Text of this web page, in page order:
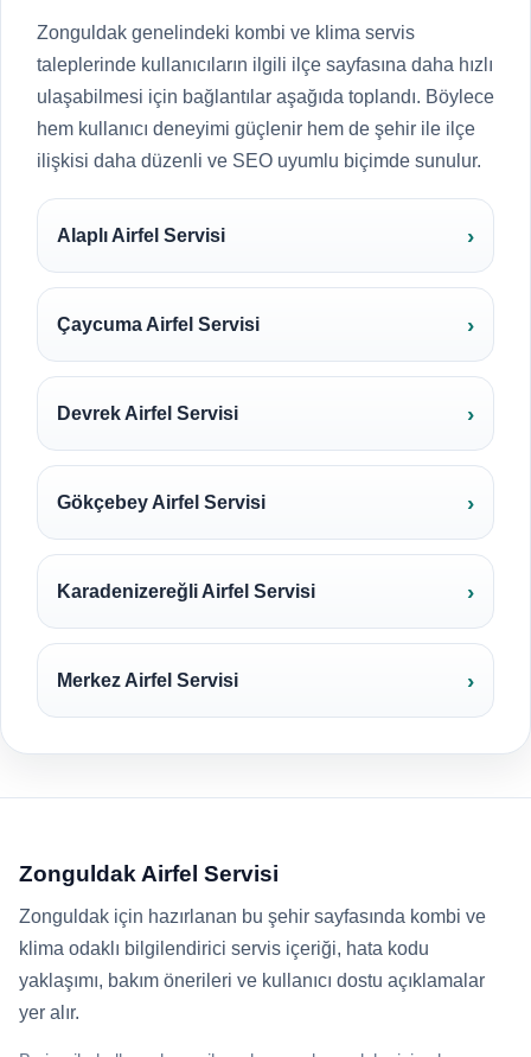
Zonguldak genelindeki kombi ve klima servis
taleplerinde kullanıcıların ilgili ilçe sayfasına daha hızlı
ulaşabilmesi için bağlantılar aşağıda toplandı. Böylece
hem kullanıcı deneyimi güçlenir hem de şehir ile ilçe
ilişkisi daha düzenli ve SEO uyumlu biçimde sunulur.
Alaplı Airfel Servisi
Çaycuma Airfel Servisi
Devrek Airfel Servisi
Gökçebey Airfel Servisi
Karadenizereğli Airfel Servisi
Merkez Airfel Servisi
Zonguldak Airfel Servisi
Zonguldak için hazırlanan bu şehir sayfasında kombi ve
klima odaklı bilgilendirici servis içeriği, hata kodu
yaklaşımı, bakım önerileri ve kullanıcı dostu açıklamalar
yer alır.